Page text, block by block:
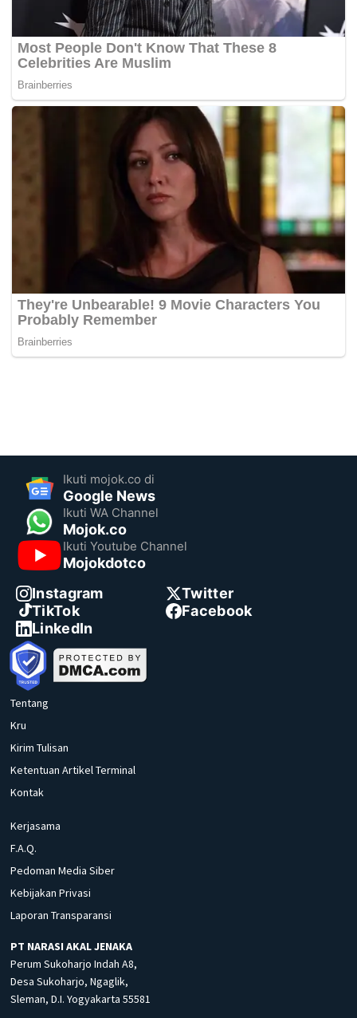
Ikuti mojok.co di
Google News
Ikuti WA Channel
Mojok.co
Ikuti Youtube Channel
Mojokdotco
Instagram
Twitter
TikTok
Facebook
LinkedIn
Tentang
Kru
Kirim Tulisan
Ketentuan Artikel Terminal
Kontak
Kerjasama
F.A.Q.
Pedoman Media Siber
Kebijakan Privasi
Laporan Transparansi
PT NARASI AKAL JENAKA
Perum Sukoharjo Indah A8,
Desa Sukoharjo, Ngaglik,
Sleman, D.I. Yogyakarta 55581